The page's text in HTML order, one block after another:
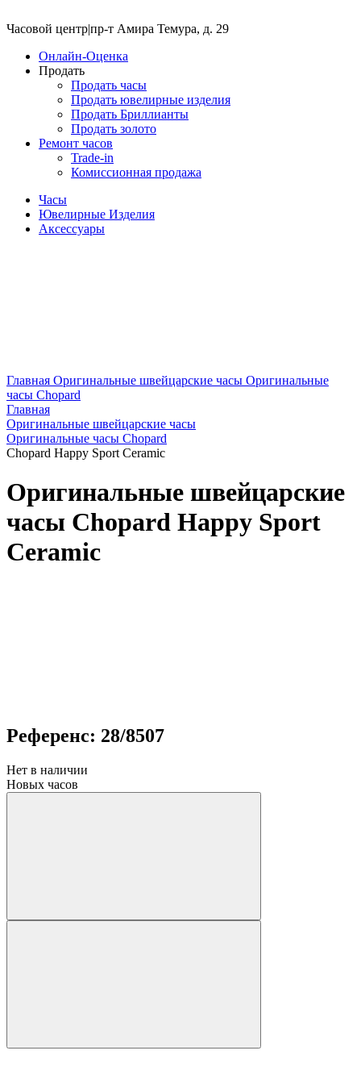
Часовой центр|пр-т Амира Темура, д. 29
Онлайн-Оценка
Продать
Продать часы
Продать ювелирные изделия
Продать Бриллианты
Продать золото
Ремонт часов
Trade-in
Комиссионная продажа
Часы
Ювелирные Изделия
Аксессуары
Главная Оригинальные швейцарские часы Оригинальные
часы Chopard
Главная
Оригинальные швейцарские часы
Оригинальные часы Chopard
Chopard Happy Sport Ceramic
Оригинальные швейцарские
часы Chopard Happy Sport
Ceramic
Референс: 28/8507
Нет в наличии
Новых часов